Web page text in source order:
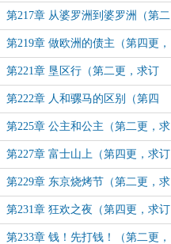
求订阅）
第217章 从婆罗洲到婆罗洲（第二
更，求订阅）
第219章 做欧洲的债主（第四更，
求订阅）
第221章 垦区行（第二更，求订
阅）
第222章 人和骡马的区别（第四
更，求订阅）
第225章 公主和公主（第二更，求
订阅）
第227章 富士山上（第四更，求订
阅）
第229章 东京烧烤节（第二更，求
订阅）
第231章 狂欢之夜（第四更，求订
阅）
第233章 钱！先打钱！（第二更，